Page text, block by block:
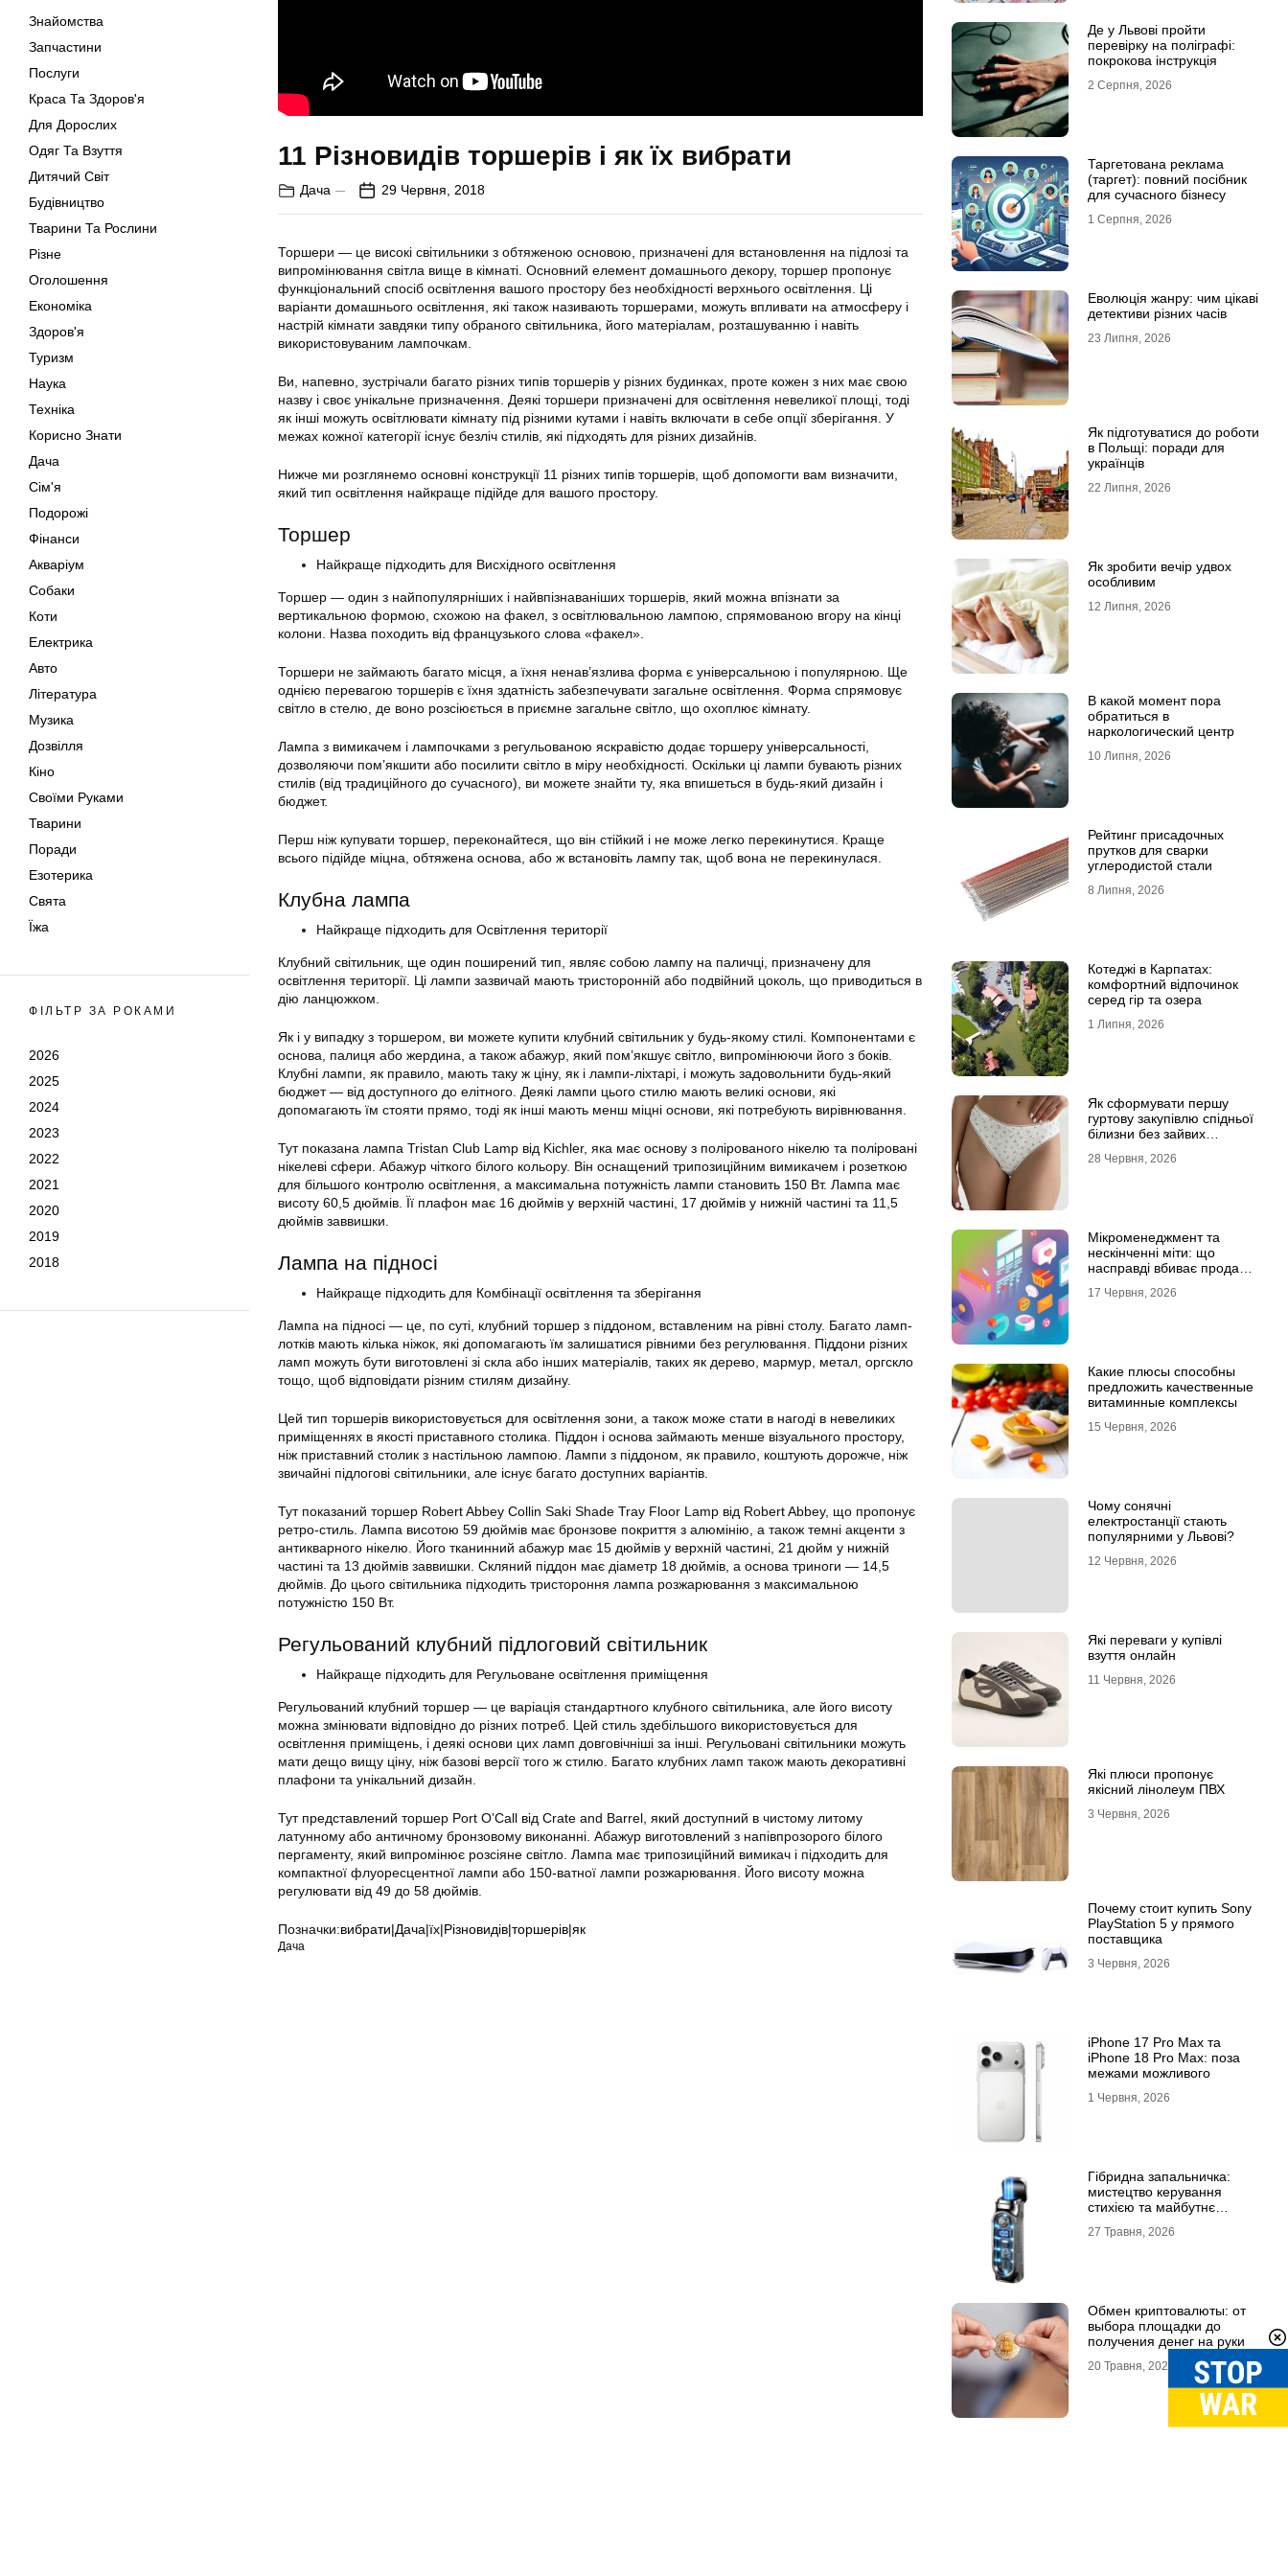
Знайомства
Запчастини
Послуги
Краса Та Здоров'я
Для Дорослих
Одяг Та Взуття
Дитячий Світ
Будівництво
Тварини Та Рослини
Різне
Оголошення
Економіка
Здоров'я
Туризм
Наука
Техніка
Корисно Знати
Дача
Сім'я
Подорожі
Фінанси
Акваріум
Собаки
Коти
Електрика
Авто
Література
Музика
Дозвілля
Кіно
Своїми Руками
Тварини
Поради
Езотерика
Свята
Їжа
ФІЛЬТР ЗА РОКАМИ
2026
2025
2024
2023
2022
2021
2020
2019
2018
11 Різновидів торшерів і як їх вибрати
Дача 29 Червня, 2018
Торшери — це високі світильники з обтяженою основою, призначені для встановлення на підлозі та
випромінювання світла вище в кімнаті. Основний елемент домашнього декору, торшер пропонує
функціональний спосіб освітлення вашого простору без необхідності верхнього освітлення. Ці
варіанти домашнього освітлення, які також називають торшерами, можуть впливати на атмосферу і
настрій кімнати завдяки типу обраного світильника, його матеріалам, розташуванню і навіть
використовуваним лампочкам.
Ви, напевно, зустрічали багато різних типів торшерів у різних будинках, проте кожен з них має свою
назву і своє унікальне призначення. Деякі торшери призначені для освітлення невеликої площі, тоді
як інші можуть освітлювати кімнату під різними кутами і навіть включати в себе опції зберігання. У
межах кожної категорії існує безліч стилів, які підходять для різних дизайнів.
Нижче ми розглянемо основні конструкції 11 різних типів торшерів, щоб допомогти вам визначити,
який тип освітлення найкраще підійде для вашого простору.
Торшер
Найкраще підходить для Висхідного освітлення
Торшер — один з найпопулярніших і найвпізнаваніших торшерів, який можна впізнати за
вертикальною формою, схожою на факел, з освітлювальною лампою, спрямованою вгору на кінці
колони. Назва походить від французького слова «факел».
Торшери не займають багато місця, а їхня ненав’язлива форма є універсальною і популярною. Ще
однією перевагою торшерів є їхня здатність забезпечувати загальне освітлення. Форма спрямовує
світло в стелю, де воно розсіюється в приємне загальне світло, що охоплює кімнату.
Лампа з вимикачем і лампочками з регульованою яскравістю додає торшеру універсальності,
дозволяючи пом’якшити або посилити світло в міру необхідності. Оскільки ці лампи бувають різних
стилів (від традиційного до сучасного), ви можете знайти ту, яка впишеться в будь-який дизайн і
бюджет.
Перш ніж купувати торшер, переконайтеся, що він стійкий і не може легко перекинутися. Краще
всього підійде міцна, обтяжена основа, або ж встановіть лампу так, щоб вона не перекинулася.
Клубна лампа
Найкраще підходить для Освітлення території
Клубний світильник, ще один поширений тип, являє собою лампу на паличці, призначену для
освітлення території. Ці лампи зазвичай мають тристоронній або подвійний цоколь, що приводиться в
дію ланцюжком.
Як і у випадку з торшером, ви можете купити клубний світильник у будь-якому стилі. Компонентами є
основа, палиця або жердина, а також абажур, який пом’якшує світло, випромінюючи його з боків.
Клубні лампи, як правило, мають таку ж ціну, як і лампи-ліхтарі, і можуть задовольнити будь-який
бюджет — від доступного до елітного. Деякі лампи цього стилю мають великі основи, які
допомагають їм стояти прямо, тоді як інші мають менш міцні основи, які потребують вирівнювання.
Тут показана лампа Tristan Club Lamp від Kichler, яка має основу з полірованого нікелю та поліровані
нікелеві сфери. Абажур чіткого білого кольору. Він оснащений трипозиційним вимикачем і розеткою
для більшого контролю освітлення, а максимальна потужність лампи становить 150 Вт. Лампа має
висоту 60,5 дюймів. Її плафон має 16 дюймів у верхній частині, 17 дюймів у нижній частині та 11,5
дюймів заввишки.
Лампа на підносі
Найкраще підходить для Комбінації освітлення та зберігання
Лампа на підносі — це, по суті, клубний торшер з піддоном, вставленим на рівні столу. Багато ламп-
лотків мають кілька ніжок, які допомагають їм залишатися рівними без регулювання. Піддони різних
ламп можуть бути виготовлені зі скла або інших матеріалів, таких як дерево, мармур, метал, оргскло
тощо, щоб відповідати різним стилям дизайну.
Цей тип торшерів використовується для освітлення зони, а також може стати в нагоді в невеликих
приміщеннях в якості приставного столика. Піддон і основа займають менше візуального простору,
ніж приставний столик з настільною лампою. Лампи з піддоном, як правило, коштують дорожче, ніж
звичайні підлогові світильники, але існує багато доступних варіантів.
Тут показаний торшер Robert Abbey Collin Saki Shade Tray Floor Lamp від Robert Abbey, що пропонує
ретро-стиль. Лампа висотою 59 дюймів має бронзове покриття з алюмінію, а також темні акценти з
антикварного нікелю. Його тканинний абажур має 15 дюймів у верхній частині, 21 дюйм у нижній
частині та 13 дюймів заввишки. Скляний піддон має діаметр 18 дюймів, а основа триноги — 14,5
дюймів. До цього світильника підходить тристороння лампа розжарювання з максимальною
потужністю 150 Вт.
Регульований клубний підлоговий світильник
Найкраще підходить для Регульоване освітлення приміщення
Регульований клубний торшер — це варіація стандартного клубного світильника, але його висоту
можна змінювати відповідно до різних потреб. Цей стиль здебільшого використовується для
освітлення приміщень, і деякі основи цих ламп довговічніші за інші. Регульовані світильники можуть
мати дещо вищу ціну, ніж базові версії того ж стилю. Багато клубних ламп також мають декоративні
плафони та унікальний дизайн.
Тут представлений торшер Port O’Call від Crate and Barrel, який доступний в чистому литому
латунному або античному бронзовому виконанні. Абажур виготовлений з напівпрозорого білого
пергаменту, який випромінює розсіяне світло. Лампа має трипозиційний вимикач і підходить для
компактної флуоресцентної лампи або 150-ватної лампи розжарювання. Його висоту можна
регулювати від 49 до 58 дюймів.
Позначки:вибрати|Дача|їх|Різновидів|торшерів|як
Дача
Де у Львові пройти
перевірку на поліграфі:
покрокова інструкція
2 Серпня, 2026
Таргетована реклама
(таргет): повний посібник
для сучасного бізнесу
1 Серпня, 2026
Еволюція жанру: чим цікаві
детективи різних часів
23 Липня, 2026
Як підготуватися до роботи
в Польщі: поради для
українців
22 Липня, 2026
Як зробити вечір удвох
особливим
12 Липня, 2026
В какой момент пора
обратиться в
наркологический центр
10 Липня, 2026
Рейтинг присадочных
прутков для сварки
углеродистой стали
8 Липня, 2026
Котеджі в Карпатах:
комфортний відпочинок
серед гір та озера
1 Липня, 2026
Як сформувати першу
гуртову закупівлю спідньої
білизни без зайвих
28 Червня, 2026
Мікроменеджмент та
нескінченні міти: що
насправді вбиває продажі
17 Червня, 2026
Какие плюсы способны
предложить качественные
витаминные комплексы
15 Червня, 2026
Чому сонячні
електростанції стають
популярними у Львові?
12 Червня, 2026
Які переваги у купівлі
взуття онлайн
11 Червня, 2026
Які плюси пропонує
якісний лінолеум ПВХ
3 Червня, 2026
Почему стоит купить Sony
PlayStation 5 у прямого
поставщика
3 Червня, 2026
iPhone 17 Pro Max та
iPhone 18 Pro Max: поза
межами можливого
1 Червня, 2026
Гібридна запальничка:
мистецтво керування
стихією та майбутнє
27 Травня, 2026
Обмен криптовалюты: от
выбора площадки до
получения денег на руки
20 Травня, 2026